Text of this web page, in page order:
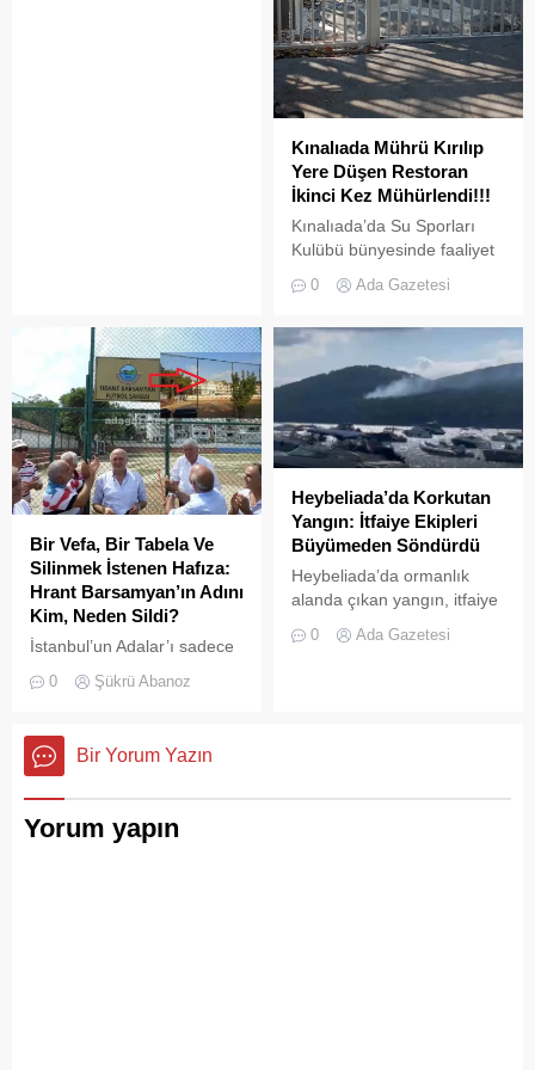
Kınalıada Mührü Kırılıp
Yere Düşen Restoran
İkinci Kez Mühürlendi!!!
Kınalıada’da Su Sporları
Kulübü bünyesinde faaliyet
gösteren bir restoran,
ruhsat usulsüzlüğü ve adres
Adalar Belediyesi tarafından
mühürlendi.
0 Ada Gazetesi
Bir Vefa, Bir Tabela Ve
Silinmek İstenen Hafıza:
Hrant Barsamyan’ın Adını
Kim, Neden Sildi?
İstanbul’un Adalar’ı sadece
vapurların yanaştığı,
yazlıkçıların nefes aldığı
aynı zamanda bu şehrin çok
kültürlü hafızası,
tanıklarıdır.
0 Şükrü Abanoz
Heybeliada’da Korkutan
Yangın: İtfaiye Ekipleri
Büyümeden Söndürdü
Heybeliada’da ormanlık
alanda çıkan yangın, itfaiye
ekiplerinin hızlı müdahalesi
sayesinde büyümeden ve
0 Ada Gazetesi
Bir Yorum Yazın
Yorum yapın